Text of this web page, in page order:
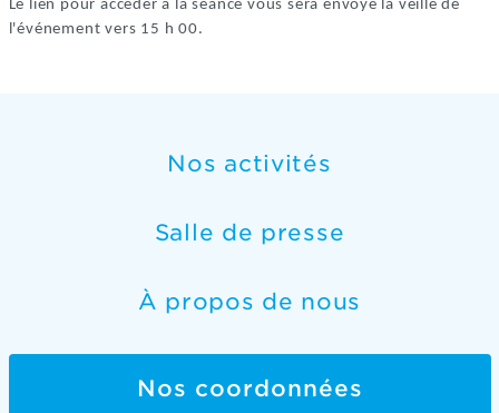
Le lien pour accéder à la séance vous sera envoyé la veille de
l'événement vers 15 h 00.
Nos activités
Salle de presse
À propos de nous
Nos coordonnées